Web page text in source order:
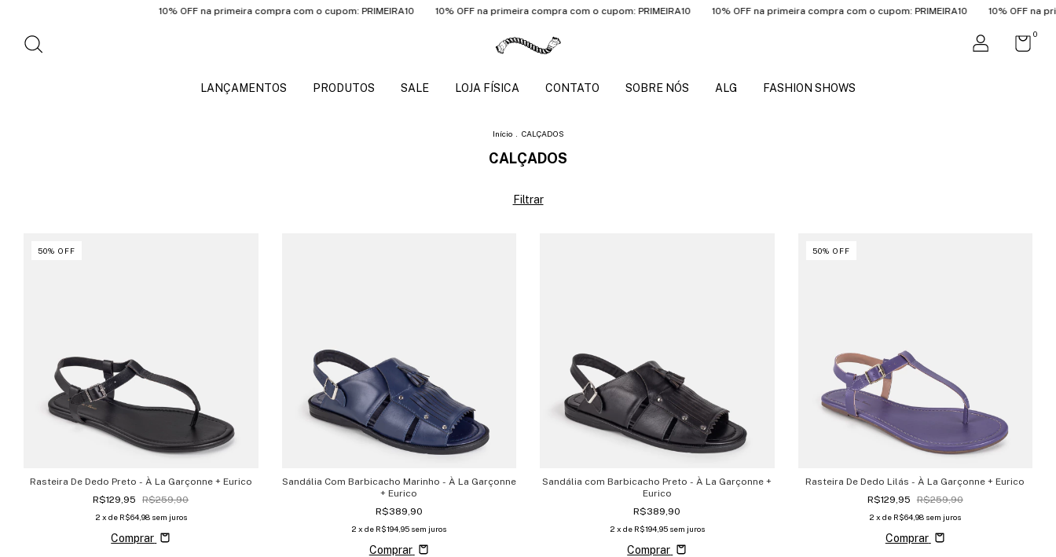
10% OFF na primeira compra com o cupom: PRIMEIRA10 10% OFF na primeira compra com o cupom: PRIMEIRA10 10% OFF na primeira compra com o cupom: PRIMEIRA10 10% OFF na primeira
0
LANÇAMENTOS PRODUTOS SALE LOJA FÍSICA CONTATO SOBRE NÓS ALG FASHION SHOWS
Início CALÇADOS
CALÇADOS
Filtrar
50% OFF
Rasteira De Dedo Preto - À La Garçonne + Eurico
R$129,95
R$259,90
2 x de R$64,98 sem juros
Comprar
Sandália Com Barbicacho Marinho - À La Garçonne
+ Eurico
R$389,90
2 x de R$194,95 sem juros
Comprar
Sandália com Barbicacho Preto - À La Garçonne +
Eurico
R$389,90
2 x de R$194,95 sem juros
Comprar
50% OFF
Rasteira De Dedo Lilás - À La Garçonne + Eurico
R$129,95
R$259,90
2 x de R$64,98 sem juros
Comprar